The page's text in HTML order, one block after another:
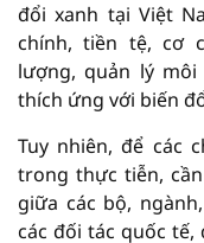
đổi xanh tại Việt
chính, tiền tệ, cơ
lượng, quản lý
thích ứng với biến
Tuy nhiên, để các
trong thực tiễn,
giữa các bộ,
các đối tác quốc